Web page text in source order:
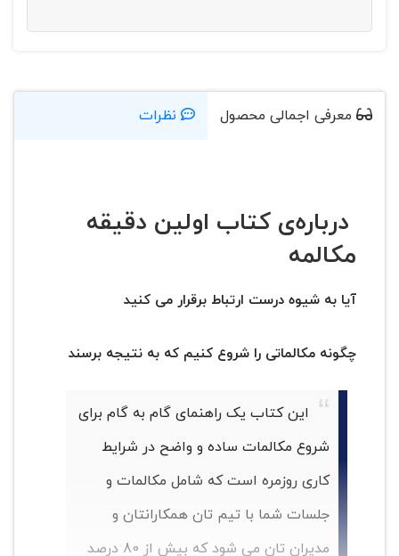
معرفی اجمالی محصول نظرات
درباره‌ی کتاب اولین دقیقه
مکالمه
آیا به شیوه درست ارتباط برقرار می کنید
چگونه مکالماتی را شروع کنیم که به نتیجه برسند
این کتاب یک راهنمای گام به گام برای
شروع مکالمات ساده و واضح در شرایط
کاری روزمره است که شامل مکالمات و
جلسات شما با تیم تان همکارانتان و
مدیران تان می شود که بیش از 80 درصد